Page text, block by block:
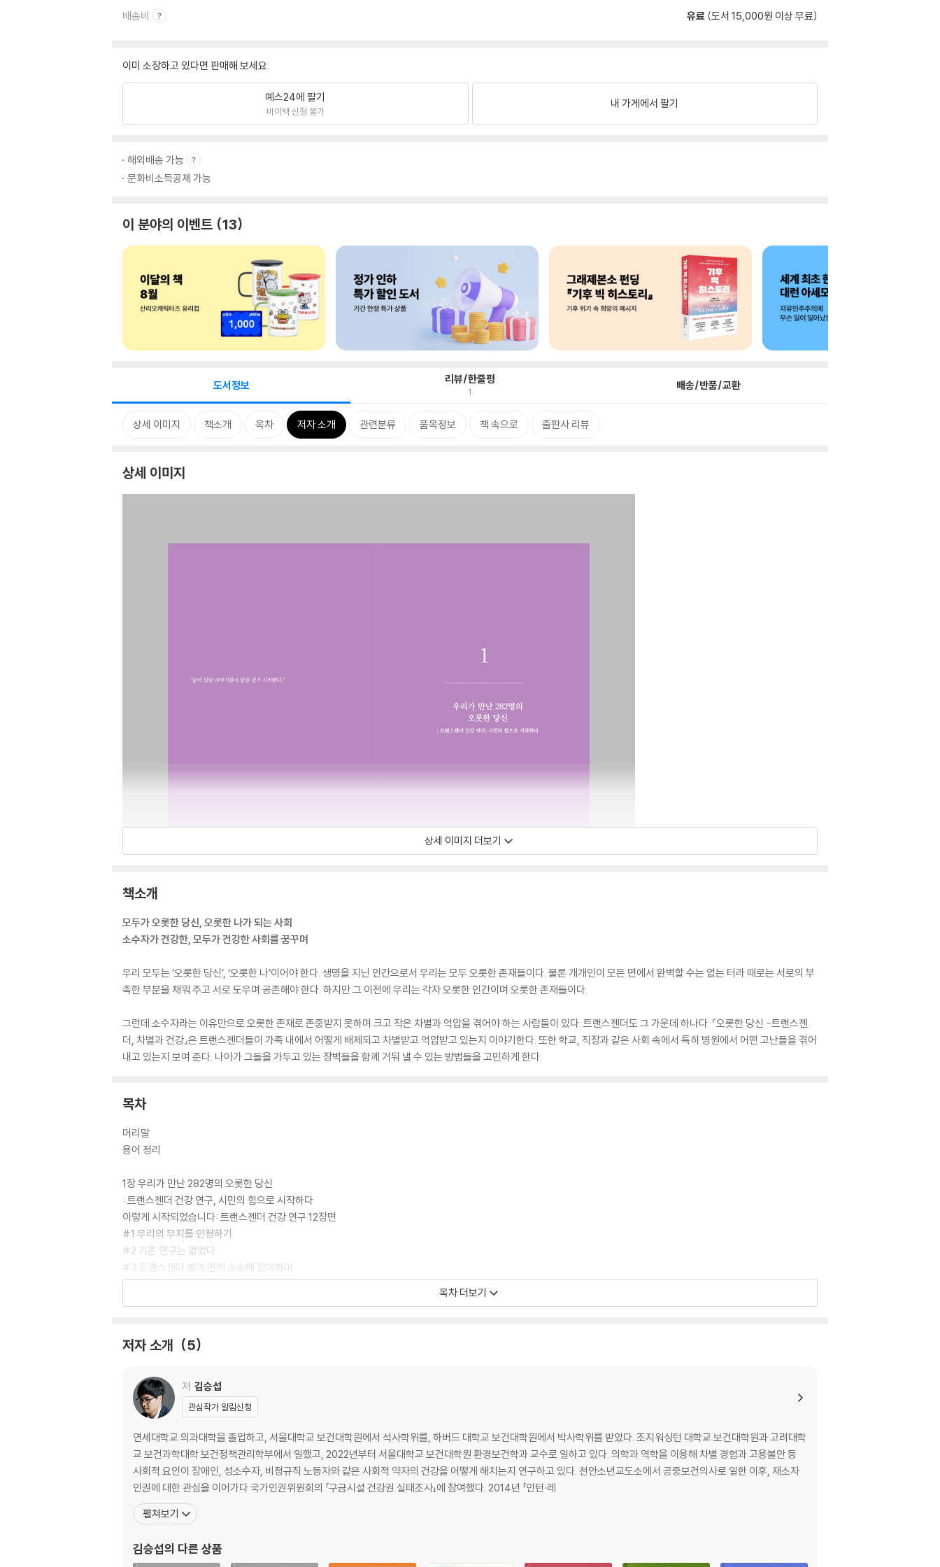
배송비 유료 (도서 15,000원 이상 무료)
이미 소장하고 있다면 판매해 보세요.
예스24에 팔기
바이백 신청 불가
내 가게에서 팔기
해외배송 가능
문화비소득공제 가능
이 분야의 이벤트 13
도서정보 리뷰/한줄평
1 배송/반품/교환
상세 이미지 책소개 목차 저자 소개 관련분류 품목정보 책 속으로 출판사 리뷰
상세 이미지
상세 이미지 더보기
책소개
모두가 오롯한 당신, 오롯한 나가 되는 사회
소수자가 건강한, 모두가 건강한 사회를 꿈꾸며
우리 모두는 ‘오롯한 당신’, ‘오롯한 나’이어야 한다. 생명을 지닌 인간으로서 우리는 모두 오롯한 존재들이다. 물론 개개인이 모든 면에서 완벽할 수는 없는 터라 때로는 서로의 부
족한 부분을 채워 주고 서로 도우며 공존해야 한다. 하지만 그 이전에 우리는 각자 오롯한 인간이며 오롯한 존재들이다.
그런데 소수자라는 이유만으로 오롯한 존재로 존중받지 못하며 크고 작은 차별과 억압을 겪어야 하는 사람들이 있다. 트랜스젠더도 그 가운데 하나다. 『오롯한 당신 -트랜스젠
더, 차별과 건강』은 트랜스젠더들이 가족 내에서 어떻게 배제되고 차별받고 억압받고 있는지 이야기한다. 또한 학교, 직장과 같은 사회 속에서 특히 병원에서 어떤 고난들을 겪어
내고 있는지 보여 준다. 나아가 그들을 가두고 있는 장벽들을 함께 거둬 낼 수 있는 방법들을 고민하게 한다.
목차
머리말
용어 정리
1장 우리가 만난 282명의 오롯한 당신
: 트랜스젠더 건강 연구, 시민의 힘으로 시작하다
이렇게 시작되었습니다: 트랜스젠더 건강 연구 12장면
#1 우리의 무지를 인정하기
#2 기존 연구는 없었다
#3 트랜스젠더 병역 면제 소송에 참여하며
#4 트랜스젠더 15명을 만나다
#8 연구하며, 만나며, 배우며
#10 숨어 있던 이야기들이 말을 걸기 시작했다
#11 그러니 당신도 포기하지 말아 달라고
#12 나는 그 질문에 답하고 싶다
오롯한 목소리 1 “수술 없이 성별을 바꿀 수 있었다면…”
2장 성별 이분법의 세계는 왜 균열되어야 하는가
: 트랜스젠더 존재의 당위를 말하다
교실에도 트랜스젠더는 존재한다
다르지만 별생각 없던 어린 시절
트랜스젠더로 학교에서 살아남기
목차 더보기
저자 소개 5
저 김승섭
관심작가 알림신청
연세대학교 의과대학을 졸업하고, 서울대학교 보건대학원에서 석사학위를, 하버드 대학교 보건대학원에서 박사학위를 받았다. 조지워싱턴 대학교 보건대학원과 고려대학
교 보건과학대학 보건정책관리학부에서 일했고, 2022년부터 서울대학교 보건대학원 환경보건학과 교수로 일하고 있다. 의학과 역학을 이용해 차별 경험과 고용불안 등
사회적 요인이 장애인, 성소수자, 비정규직 노동자와 같은 사회적 약자의 건강을 어떻게 해치는지 연구하고 있다. 천안소년교도소에서 공중보건의사로 일한 이후, 재소자
인권에 대한 관심을 이어가다 국가인권위원회의 「구금시설 건강권 실태조사」에 참여했다. 2014년 「인턴·레
펼쳐보기
김승섭의 다른 상품